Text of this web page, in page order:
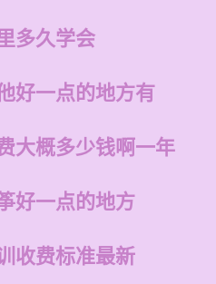
多久学会
好一点的地方有
大概多少钱啊一年
好一点的地方
收费标准最新